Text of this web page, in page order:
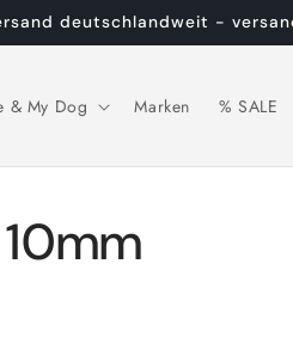
deutschlandweit -
& My Dog Marken % SALE